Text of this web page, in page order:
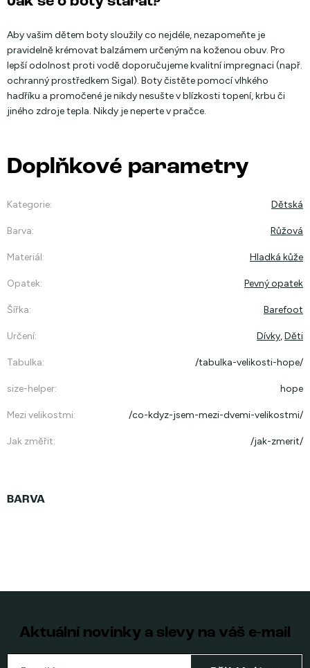
Aby vašim dětem boty sloužily co nejdéle, nezapomeňte je
pravidelně krémovat balzámem určeným na koženou obuv. Pro
lepší odolnost proti vodě doporučujeme kvalitní impregnaci (např.
ochranný prostředkem Sigal). Boty čistěte pomocí vlhkého
hadříku a promočené je nikdy nesušte v blízkosti topení, krbu či
jiného zdroje tepla. Nikdy je neperte v pračce.
Doplňkové parametry
Kategorie: Dětská
Barva: Růžová
Materiál: Hladká kůže
Opatek: Pevný opatek
Šířka: Barefoot
Určení: Dívky,Děti
Tabulka: /tabulka-velikosti-hope/
size-helper: hope
Mezi velikostmi: /co-kdyz-jsem-mezi-dvemi-velikostmi/
Jak změřit: /jak-zmerit/
Aktuální novinky a slevy na váš e-mail